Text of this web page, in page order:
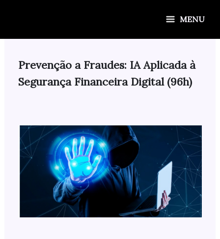
MENU
Prevenção a Fraudes: IA Aplicada à
Segurança Financeira Digital (96h)